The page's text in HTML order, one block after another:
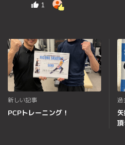
1
新しい記事
PCPトレーニング！
過